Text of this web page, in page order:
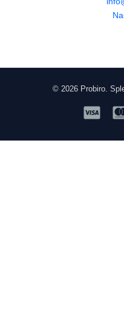
© 2026 Probiro.